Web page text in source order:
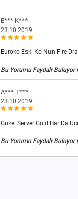
E*** K***
23.10.2019
Euroko Eski Ko Nun Fire
Bu Yorumu Faydalı Buluyor
A*** T***
23.10.2019
Güzel Server Gold Bar Da
Bu Yorumu Faydalı Buluyor